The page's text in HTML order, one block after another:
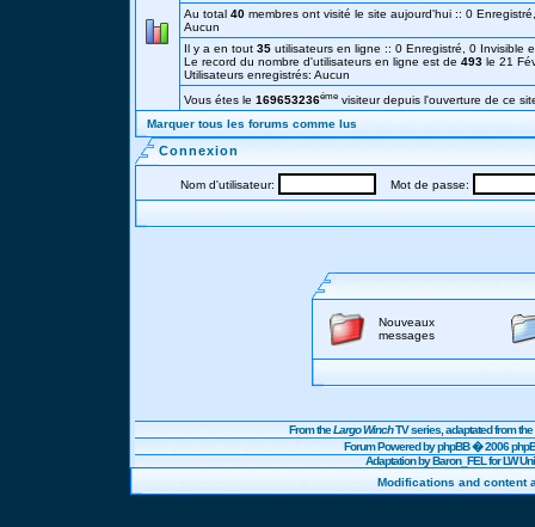
Au total 40 membres ont visité le site aujourd'hui :: 0
Aucun
Il y a en tout 35 utilisateurs en ligne :: 0 Enregistré, 0
Le record du nombre d'utilisateurs en ligne est de 493 le 21
Utilisateurs enregistrés: Aucun
Vous étes le 169653236éme visiteur depuis l'ouverture de ce
Marquer tous les forums comme lus
Connexion
Nom d'utilisateur: Mot de passe:
Nouveaux
messages
From theLargo WinchTV series, adaptated from
Forum Powered byphpBB� 2006
Adaptation by Baron_FEL for LW
Modifications and content